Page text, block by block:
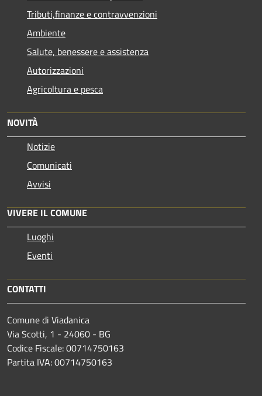
Tributi,finanze e contravvenzioni
Ambiente
Salute, benessere e assistenza
Autorizzazioni
Agricoltura e pesca
NOVITÀ
Notizie
Comunicati
Avvisi
VIVERE IL COMUNE
Luoghi
Eventi
CONTATTI
Comune di Viadanica
Via Scotti, 1 - 24060 - BG
Codice Fiscale: 00714750163
Partita IVA: 00714750163